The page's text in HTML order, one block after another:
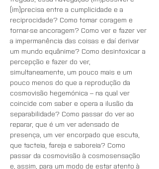
(im)precisa entre a cumplicidade e a
reciprocidade? Como tomar coragem e
tornar-se ancoragem? Como ver e fazer ver
a impermanência das coisas e daí derivar
um mundo equânime? Como desintoxicar a
percepção e fazer do ver,
simultaneamente, um pouco mais e um
pouco menos do que a reprodução da
cosmovisão hegemónica – na qual ver
coincide com saber e opera a ilusão da
separabilidade? Como passar do ver ao
reparar, que é um ver adensado de
presença, um ver encorpado que escuta,
que tacteia, fareja e saboreia? Como
passar da cosmovisão à cosmosensação
e, assim, para um modo de estar atento à